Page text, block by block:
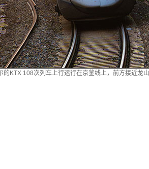
KTX 108次列车上行运行在京釜线上，前方接近龙